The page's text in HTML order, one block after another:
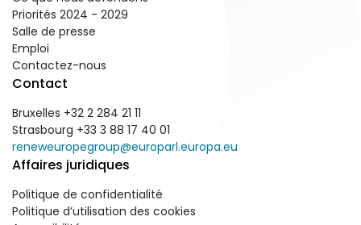
Priorités 2024 - 2029
Salle de presse
Emploi
Contactez-nous
Contact
Bruxelles +32 2 284 21 11
Strasbourg +33 3 88 17 40 01
reneweuropegroup@europarl.europa.eu
Affaires juridiques
Politique de confidentialité
Politique d’utilisation des cookies